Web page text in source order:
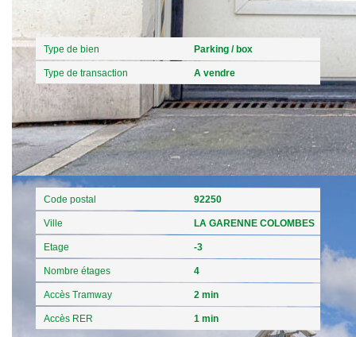
Général
Type de bien Parking / box
Type de transaction A vendre
Localisation
Code postal 92250
Ville LA GARENNE COLOMBES
Etage -3
Nombre étages 4
Accès Tramway 2 min
Accès RER 1 min